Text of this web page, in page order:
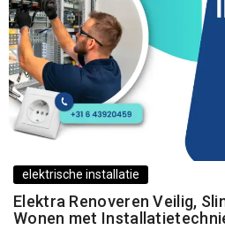
elektrische installatie
Elektra Renoveren Veilig,
Wonen met